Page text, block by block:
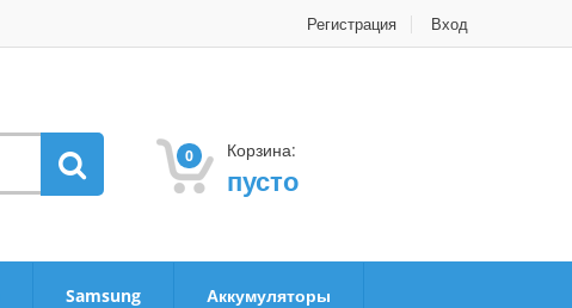
Регистрация Вход
0 Корзина:
пусто
Samsung Аккумуляторы